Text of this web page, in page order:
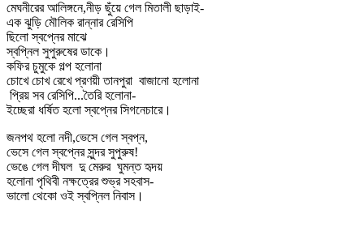
মেঘনীরের আলিঙ্গনে,নীড় ছুঁয়ে গেল মিতালী ছাড়াই-
এক ঝুড়ি মৌলিক রান্নার রেসিপি
ছিলো স্বপ্নের মাঝে
স্বপ্নিল সুপুরুষের ডাকে।
কফির চুমুকে গল্প হলোনা
চোখে চোখ রেখে প্রণয়ী তানপুরা বাজানো হলোনা
প্রিয় সব রেসিপি...তৈরি হলোনা-
ইচ্ছেরা ধর্ষিত হলো স্বপ্নের সিগনেচারে।
জনপথ হলো নদী,ভেসে গেল স্বপ্ন,
ভেসে গেল স্বপ্নের সুন্দর সুপুরুষ!
ভেঙে গেল দীঘল দু মেরুর ঘুমন্ত হৃদয়
হলোনা পৃথিবী নক্ষত্রের শুভ্র সহবাস-
ভালো থেকো ওই স্বপ্নিল নিবাস।